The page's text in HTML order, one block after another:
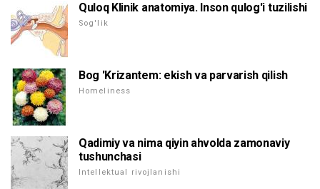
Quloq Klinik anatomiya. Inson qulog'i tuzilishi
Sog'lik
Bog 'Krizantem: ekish va parvarish qilish
Homeliness
Qadimiy va nima qiyin ahvolda zamonaviy
tushunchasi
Intellektual rivojlanishi